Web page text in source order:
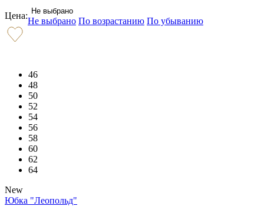
Цена: Не выбрано
Не выбрано По возрастанию По убыванию
46
48
50
52
54
56
58
60
62
64
New
Юбка "Леопольд"